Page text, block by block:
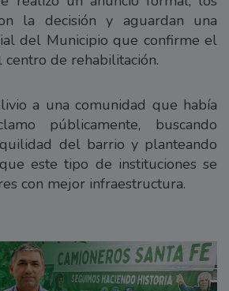
la decisión y aguardan una
del Municipio que confirme el
de rehabilitación.
a una comunidad que había
públicamente, buscando
del barrio y planteando
este tipo de instituciones se
con mejor infraestructura.